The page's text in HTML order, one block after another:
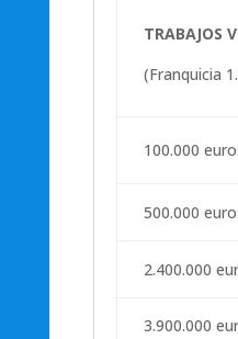
TRABAJOS
(Franquicia
100.000
500.000
2.400.000
3.900.000